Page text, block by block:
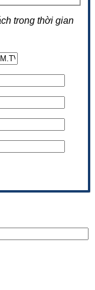
trong thời gian